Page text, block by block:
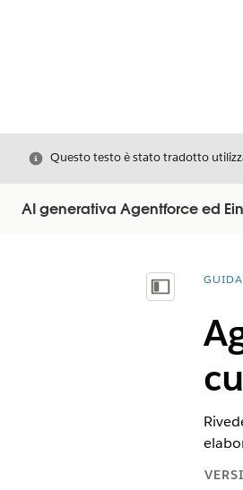
Chiudi
Questo testo è stato tradotto
AI generativa Agentforce ed
Mostra Ti